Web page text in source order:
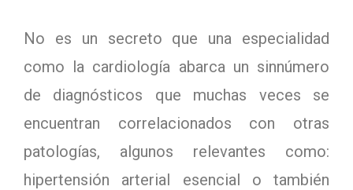
No es un secreto que una especialidad
como la cardiología abarca un sinnúmero
de diagnósticos que muchas veces se
encuentran correlacionados con otras
patologías, algunos relevantes como:
hipertensión arterial esencial o también